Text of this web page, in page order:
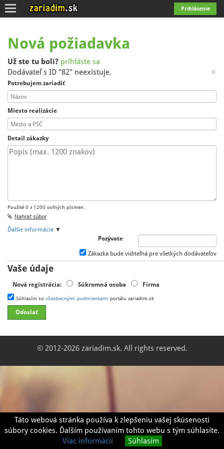
Prihlásenie
Toggle
navigation
Nová požiadavka
Už ste tu boli? prihláste sa
Dodávateľ s ID "82" neexistuje.
×
Potrebujem zariadiť
Miesto realizácie
Detail zákazky
Použité 0 z 1200 voľných písmen.
Nahrať súbor
Ďalšie informácie ▼
Pozývate
Zákazka bude viditeľná pre všetkých dodávateľov
Vaše údaje
Nová registrácia: Súkromná osoba Firma
Súhlasím so všeobecnými podmienkami portálu zariadim.sk
© 2012-2026 zariadim.sk. All rights reserved.
Táto webová stránka používa k zlepšeniu vašej skúsenosti
súbory cookies. Ďalším používaním tohto webu s tým súhlasíte.
Viac informácií
Súhlasím